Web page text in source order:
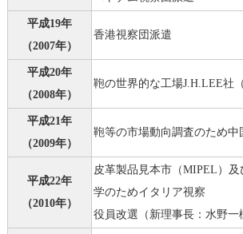
平成19年
（2007年）
香港視察団派遣
平成20年
（2008年）
鞄の世界的な工場J.H.LEE社
平成21年
（2009年）
鞄等の市場動向調査のため中
平成22年
（2010年）
皮革製品見本市（MIPEL）
学のためイタリア視察
役員改選（新理事長：水野一